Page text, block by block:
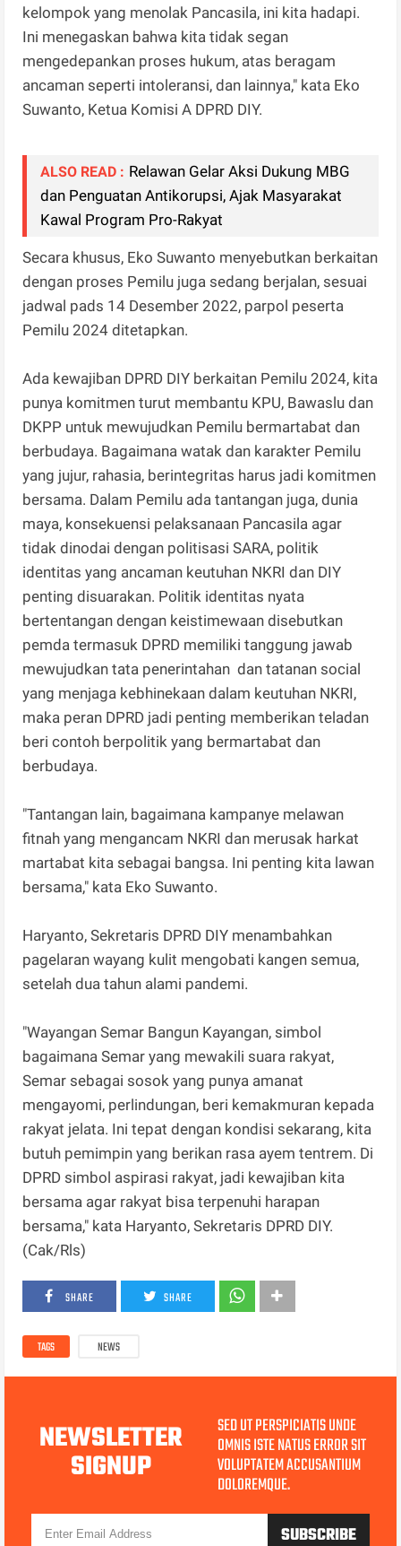
kelompok yang menolak Pancasila, ini kita hadapi.
Ini menegaskan bahwa kita tidak segan
mengedepankan proses hukum, atas beragam
ancaman seperti intoleransi, dan lainnya," kata Eko
Suwanto, Ketua Komisi A DPRD DIY.
ALSO READ : Relawan Gelar Aksi Dukung MBG
dan Penguatan Antikorupsi, Ajak Masyarakat
Kawal Program Pro-Rakyat
Secara khusus, Eko Suwanto menyebutkan berkaitan
dengan proses Pemilu juga sedang berjalan, sesuai
jadwal pads 14 Desember 2022, parpol peserta
Pemilu 2024 ditetapkan.
Ada kewajiban DPRD DIY berkaitan Pemilu 2024, kita
punya komitmen turut membantu KPU, Bawaslu dan
DKPP untuk mewujudkan Pemilu bermartabat dan
berbudaya. Bagaimana watak dan karakter Pemilu
yang jujur, rahasia, berintegritas harus jadi komitmen
bersama. Dalam Pemilu ada tantangan juga, dunia
maya, konsekuensi pelaksanaan Pancasila agar
tidak dinodai dengan politisasi SARA, politik
identitas yang ancaman keutuhan NKRI dan DIY
penting disuarakan. Politik identitas nyata
bertentangan dengan keistimewaan disebutkan
pemda termasuk DPRD memiliki tanggung jawab
mewujudkan tata penerintahan dan tatanan social
yang menjaga kebhinekaan dalam keutuhan NKRI,
maka peran DPRD jadi penting memberikan teladan
beri contoh berpolitik yang bermartabat dan
berbudaya.
"Tantangan lain, bagaimana kampanye melawan
fitnah yang mengancam NKRI dan merusak harkat
martabat kita sebagai bangsa. Ini penting kita lawan
bersama," kata Eko Suwanto.
Haryanto, Sekretaris DPRD DIY menambahkan
pagelaran wayang kulit mengobati kangen semua,
setelah dua tahun alami pandemi.
"Wayangan Semar Bangun Kayangan, simbol
bagaimana Semar yang mewakili suara rakyat,
Semar sebagai sosok yang punya amanat
mengayomi, perlindungan, beri kemakmuran kepada
rakyat jelata. Ini tepat dengan kondisi sekarang, kita
butuh pemimpin yang berikan rasa ayem tentrem. Di
DPRD simbol aspirasi rakyat, jadi kewajiban kita
bersama agar rakyat bisa terpenuhi harapan
bersama," kata Haryanto, Sekretaris DPRD DIY.
(Cak/Rls)
SHARE SHARE
TAGS NEWS
NEWSLETTER
SIGNUP
SED UT PERSPICIATIS UNDE
OMNIS ISTE NATUS ERROR SIT
VOLUPTATEM ACCUSANTIUM
DOLOREMQUE.